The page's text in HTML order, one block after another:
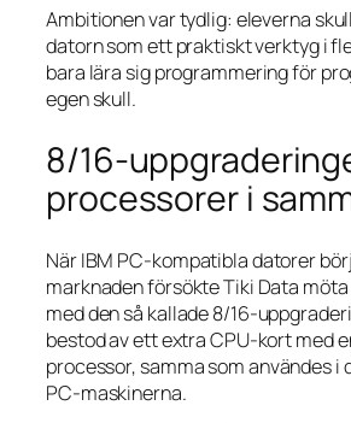
Ambitionen var tydlig: eleverna
datorn som ett praktiskt verktyg i
bara lära sig programmering för
egen skull.
8/16-
processorer i
När IBM PC-kompatibla datorer
marknaden försökte Tiki Data
med den så kallade 8/16-
bestod av ett extra CPU-kort med
processor, samma som användes i
PC-maskinerna.